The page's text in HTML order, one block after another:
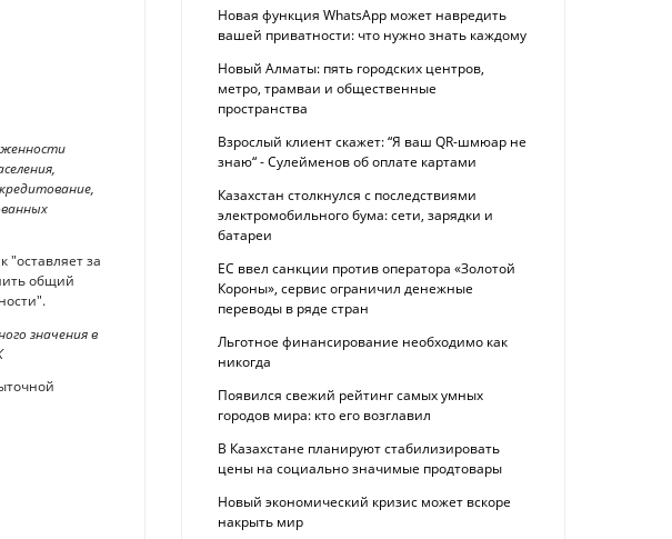
"оставляет за
общий
значения в
Новая функция WhatsApp может навредить
вашей приватности: что нужно знать каждому
Новый Алматы: пять городских центров,
метро, трамваи и общественные
пространства
Взрослый клиент скажет: “Я ваш QR-шмюар не
знаю“ - Сулейменов об оплате картами
Казахстан столкнулся с последствиями
электромобильного бума: сети, зарядки и
батареи
ЕС ввел санкции против оператора «Золотой
Короны», сервис ограничил денежные
переводы в ряде стран
Льготное финансирование необходимо как
никогда
Появился свежий рейтинг самых умных
городов мира: кто его возглавил
В Казахстане планируют стабилизировать
цены на социально значимые продтовары
Новый экономический кризис может вскоре
накрыть мир